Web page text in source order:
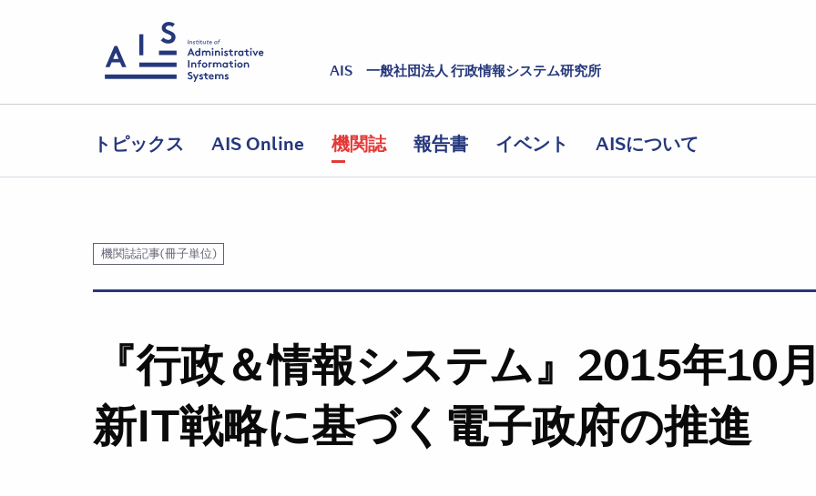
AIS 一般社団法人 行政情報システム研究所
トピックス AIS Online 機関誌 報告書 イベント AISについて
機関誌記事(冊子単位)
『行政＆情報システム』2015年10
新IT戦略に基づく電子政府の推進